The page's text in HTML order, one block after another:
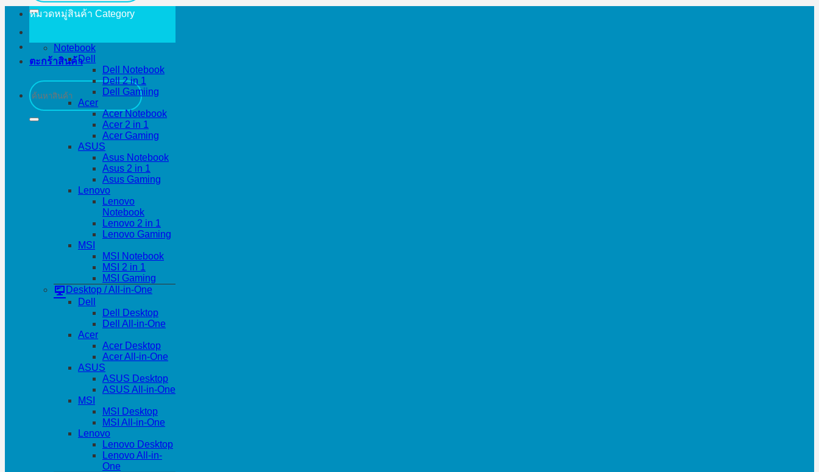
ตะกร้าสินค้า
ค้นหา:
หมวดหมู่สินค้า Category
Notebook
Dell
Dell Notebook
Dell 2 in 1
Dell Gamiing
Acer
Acer Notebook
Acer 2 in 1
Acer Gaming
ASUS
Asus Notebook
Asus 2 in 1
Asus Gaming
Lenovo
Lenovo
Notebook
Lenovo 2 in 1
Lenovo Gaming
MSI
MSI Notebook
MSI 2 in 1
MSI Gaming
Desktop / All-in-One
Dell
Dell Desktop
Dell All-in-One
Acer
Acer Desktop
Acer All-in-One
ASUS
ASUS Desktop
ASUS All-in-One
MSI
MSI Desktop
MSI All-in-One
Lenovo
Lenovo Desktop
Lenovo All-in-
One